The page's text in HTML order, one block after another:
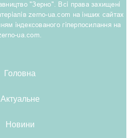
"Зерно". Всі права захищені
zerno-ua.com на інших сайтах
індексованого гіперпосилання на
ua.com.
Головна
Актуальне
Новини